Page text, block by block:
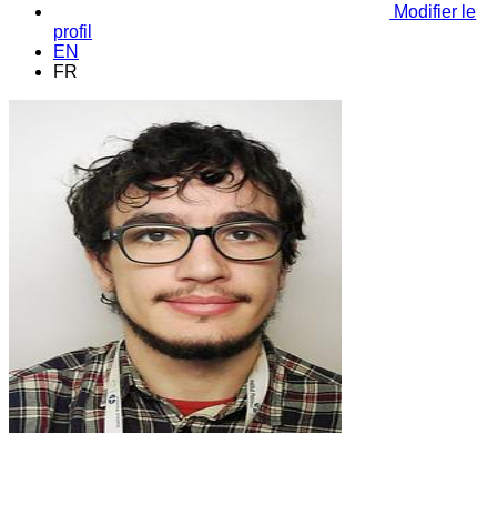
Modifier le
profil
EN
FR